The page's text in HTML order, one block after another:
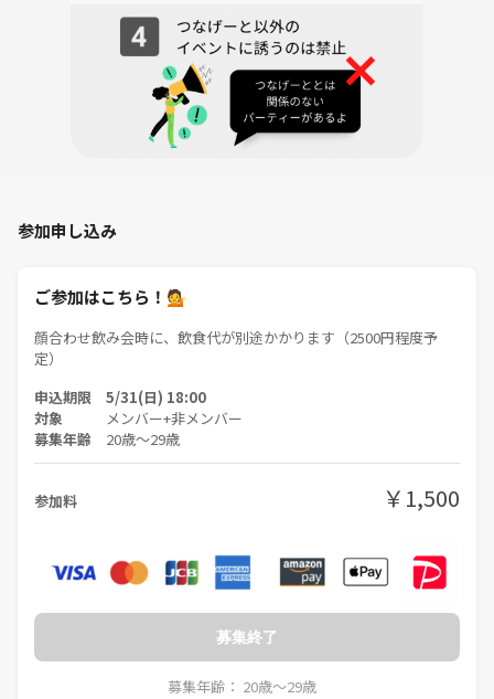
🔵日時（顔合わせ飲み会）
5月31日（日）19:30
※みんなで企画するイベントは6月28日（日）18:00〜21:00を予定して
・イベント準備にあたり、長期音信不通など、
・第三者から見て不快に感じるような絡み方、ナンパ、連絡先交換の強
要などがあった際は、運営の判断により、即時ご帰宅となります！
参加申し込み
ご参加はこちら！💁
顔合わせ飲み会時に、飲食代が別途かかります（2500円程度予
定）
申込期限 5/31(日) 18:00
対象 メンバー+非メンバー
募集年齢 20歳〜29歳
参加料 ￥1,500
募集終了
募集年齢： 20歳〜29歳